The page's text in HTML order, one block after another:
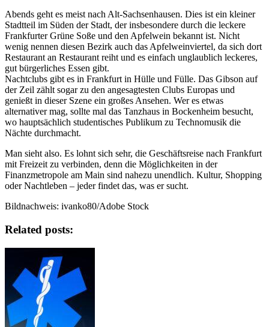
Abends geht es meist nach Alt-Sachsenhausen. Dies ist ein kleiner
Stadtteil im Süden der Stadt, der insbesondere durch die leckere
Frankfurter Grüne Soße und den Apfelwein bekannt ist. Nicht
wenig nennen diesen Bezirk auch das Apfelweinviertel, da sich dort
Restaurant an Restaurant reiht und es einfach unglaublich leckeres,
gut bürgerliches Essen gibt.
Nachtclubs gibt es in Frankfurt in Hülle und Fülle. Das Gibson auf
der Zeil zählt sogar zu den angesagtesten Clubs Europas und
genießt in dieser Szene ein großes Ansehen. Wer es etwas
alternativer mag, sollte mal das Tanzhaus in Bockenheim besucht,
wo hauptsächlich studentisches Publikum zu Technomusik die
Nächte durchmacht.
Man sieht also. Es lohnt sich sehr, die Geschäftsreise nach Frankfurt
mit Freizeit zu verbinden, denn die Möglichkeiten in der
Finanzmetropole am Main sind nahezu unendlich. Kultur, Shopping
oder Nachtleben – jeder findet das, was er sucht.
Bildnachweis: ivanko80/Adobe Stock
Related posts: